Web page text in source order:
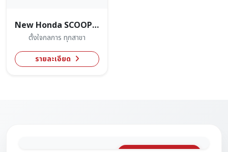
New Honda SCOOPY 2026
ตั้งใจกลการ ทุกสาขา
รายละเอียด